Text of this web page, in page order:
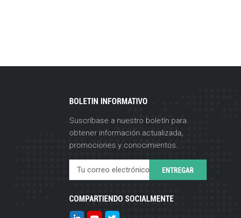
BOLETIN INFORMATIVO
Suscríbase a nuestro boletín para
obtener información actualizada,
promociones y conocimientos.
COMPARTIENDO SOCIALMENTE